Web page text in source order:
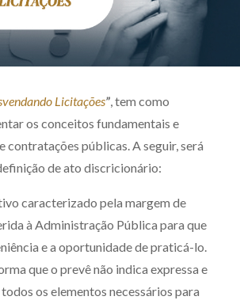
Zênite Play
Orientação por Escrito
Mentoria Zênite
Capacitação
Zênite in Company
Diferenciais
Receba por RSS
Licitações” , tem como
os conceitos fundamentais e
contratações públicas. A seguir, será
de ato discricionário:
caracterizado pela margem de
à Administração Pública para que
e a oportunidade de praticá-lo.
que o prevê não indica expressa e
os elementos necessários para